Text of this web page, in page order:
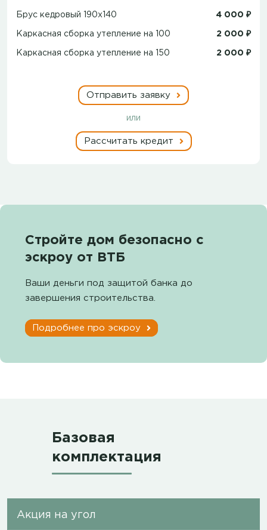
Брус кедровый 190x140 4 000 ₽
Каркасная сборка утепление на 100 2 000 ₽
Каркасная сборка утепление на 150 2 000 ₽
Отправить заявку
или
Рассчитать кредит
Стройте дом безопасно с
эскроу от ВТБ
Ваши деньги под защитой банка до
завершения строительства.
Подробнее про эскроу
Базовая
комплектация
Акция на угол